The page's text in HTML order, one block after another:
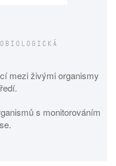
mezi živými organismy
s monitorováním